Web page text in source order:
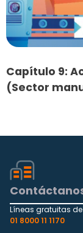
Capítulo 9:
(Sector
Líneas gratuitas
01 8000 11 1170